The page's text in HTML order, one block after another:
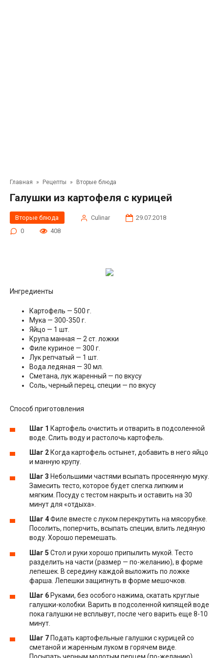
Главная » Рецепты » Вторые блюда
Галушки из картофеля с курицей
Вторые блюда Сulinar
29.07.2018
0
408
Ингредиенты
Картофель — 500 г.
Мука — 300-350 г.
Яйцо — 1 шт.
Крупа манная — 2 ст. ложки
Филе куриное — 300 г.
Лук репчатый — 1 шт.
Вода ледяная — 30 мл.
Сметана, лук жаренный — по вкусу
Соль, черный перец, специи — по вкусу
Способ приготовления
Шаг 1 Картофель очистить и отварить в подсоленной
воде. Слить воду и растолочь картофель.
Шаг 2 Когда картофель остынет, добавить в него яйцо
и манную крупу.
Шаг 3 Небольшими частями всыпать просеянную муку.
Замесить тесто, которое будет слегка липким и
мягким. Посуду с тестом накрыть и оставить на 30
минут для «отдыха».
Шаг 4Филе вместе с луком перекрутить на мясорубке.
Посолить, поперчить, всыпать специи, влить ледяную
воду. Хорошо перемешать.
Шаг 5 Стол и руки хорошо припылить мукой. Тесто
разделить на части (размер — по-желанию), в форме
лепешек. В середину каждой выложить по ложке
фарша. Лепешки защипнуть в форме мешочков.
Шаг 6 Руками, без особого нажима, скатать круглые
галушки-колобки. Варить в подсоленной кипящей воде
пока галушки не всплывут, после чего варить еще 8-10
минут.
Шаг 7 Подать картофельные галушки с курицей со
сметаной и жаренным луком в горячем виде.